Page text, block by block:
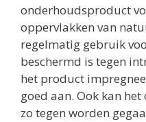
onderhoudsproduct
oppervlakken van
regelmatig gebruik
beschermd is tegen
het product
goed aan. Ook kan
zo tegen worden